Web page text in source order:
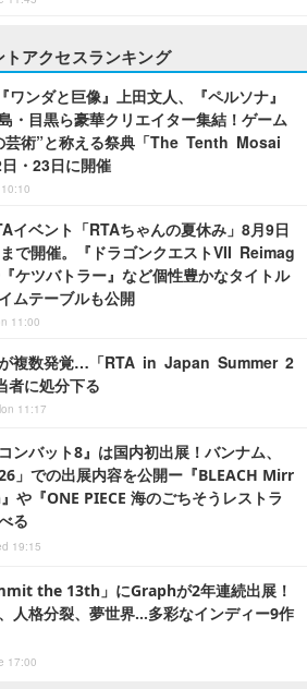
トアクセスランキング
ワンダと巨像』上田文人、『ペルソナ』
・目黒ら豪華クリエイター集結！ゲーム
芸術”と称える祭典「The Tenth Mosai
・23日に開催
イベント「RTAちゃんの夏休み」8月9日
で開催。『ドラゴンクエストVII Reimag
ケツバトラー』など個性豊かなタイトル
ムテーブルも公開
11:00
複数発覚…「RTA in Japan Summer 2
者に処分下る
11:17
ンバット8』は国内初出展！バンナム、
」での出展内容を公開ー『BLEACH Mirr
や『ONE PIECE 海のごちそうレストラ
る
19:15
the 13th」にGraphが2年連続出展！
人格分裂、夢世界…多彩なインディー9作
17:00